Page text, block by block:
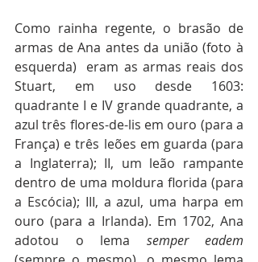
Como rainha regente, o brasão de
armas de Ana antes da união (foto à
esquerda)  eram as armas reais dos
Stuart, em uso desde 1603:
quadrante I e IV grande quadrante, a
azul três flores-de-lis em ouro (para a
França) e três leões em guarda (para
a Inglaterra); II, um leão rampante
dentro de uma moldura florida (para
a Escócia); III, a azul, uma harpa em
ouro (para a Irlanda). Em 1702, Ana
adotou o lema semper eadem